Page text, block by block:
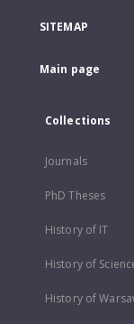
SITEMAP
Main page
Collections
Journals
PhD Theses
History of IT
History of
History of